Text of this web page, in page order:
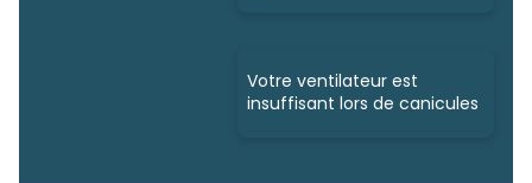
Votre ventilateur est
insuffisant lors de canicules